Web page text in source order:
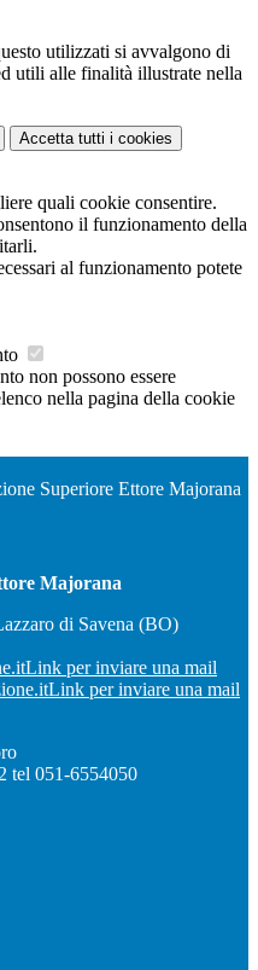
utilizzati si avvalgono di
utili alle finalità illustrate nella
Accetta tutti i cookies
quali cookie consentire.
il funzionamento della
al funzionamento potete
non possono essere
nella pagina della cookie
Superiore Ettore Majorana
Majorana
di Savena (BO)
Link per inviare una mail
Link per inviare una mail
tel 051-6554050